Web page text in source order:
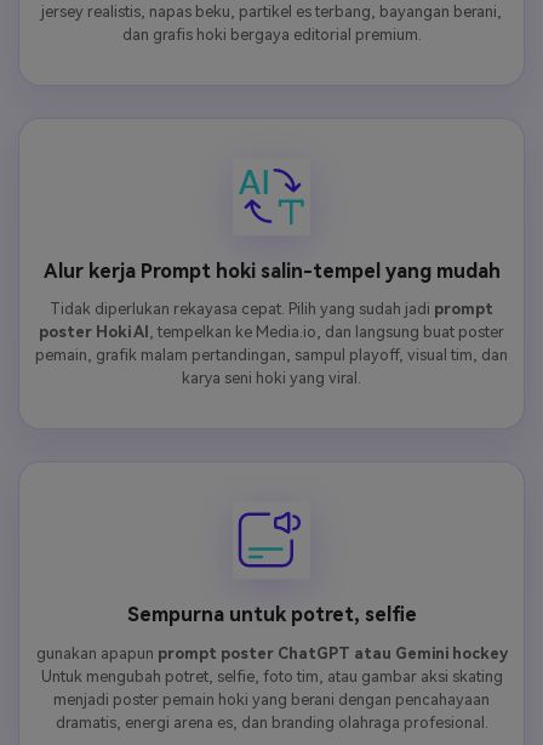
jersey realistis, napas beku, partikel es terbang, bayangan berani,
dan grafis hoki bergaya editorial premium.
Alur kerja Prompt hoki salin-tempel yang mudah
Tidak diperlukan rekayasa cepat. Pilih yang sudah jadi prompt
poster Hoki AI , tempelkan ke Media.io, dan langsung buat poster
pemain, grafik malam pertandingan, sampul playoff, visual tim, dan
karya seni hoki yang viral.
Sempurna untuk potret, selfie
gunakan apapun prompt poster ChatGPT atau Gemini hockey
Untuk mengubah potret, selfie, foto tim, atau gambar aksi skating
menjadi poster pemain hoki yang berani dengan pencahayaan
dramatis, energi arena es, dan branding olahraga profesional.